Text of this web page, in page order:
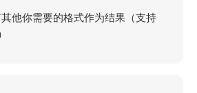
他你需要的格式作为结果（支持